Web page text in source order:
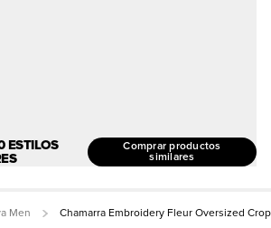
ESTILOS
Comprar productos
similares
Men Chamarra Embroidery Fleur Oversized